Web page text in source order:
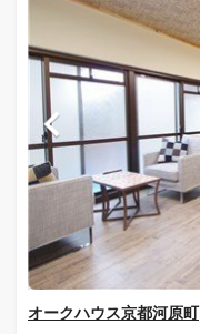
オークハウス京都河原町